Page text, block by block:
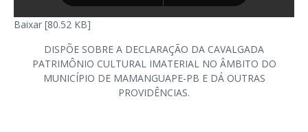
Baixar [80.52 KB]
DISPÕE SOBRE A DECLARAÇÃO DA CAVALGADA
PATRIMÔNIO CULTURAL IMATERIAL NO ÂMBITO DO
MUNICÍPIO DE MAMANGUAPE-PB E DÁ OUTRAS
PROVIDÊNCIAS.